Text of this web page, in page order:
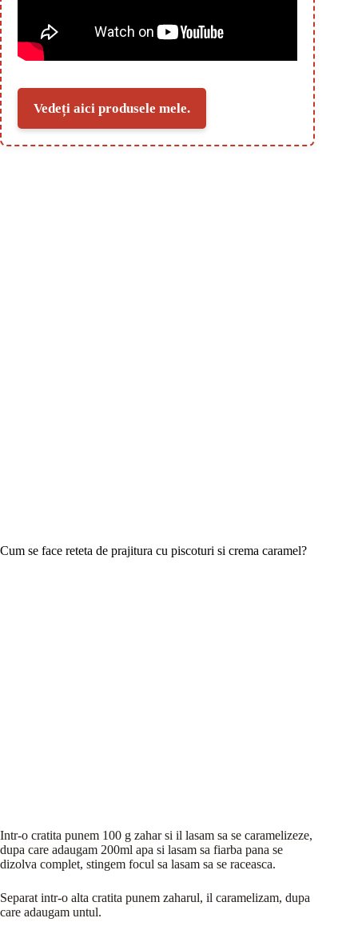
Vedeți aici produsele mele.
Cum se face reteta de prajitura cu piscoturi si crema caramel?
Intr-o cratita punem 100 g zahar si il lasam sa se caramelizeze,
dupa care adaugam 200ml apa si lasam sa fiarba pana se
dizolva complet, stingem focul sa lasam sa se raceasca.
Separat intr-o alta cratita punem zaharul, il caramelizam, dupa
care adaugam untul.